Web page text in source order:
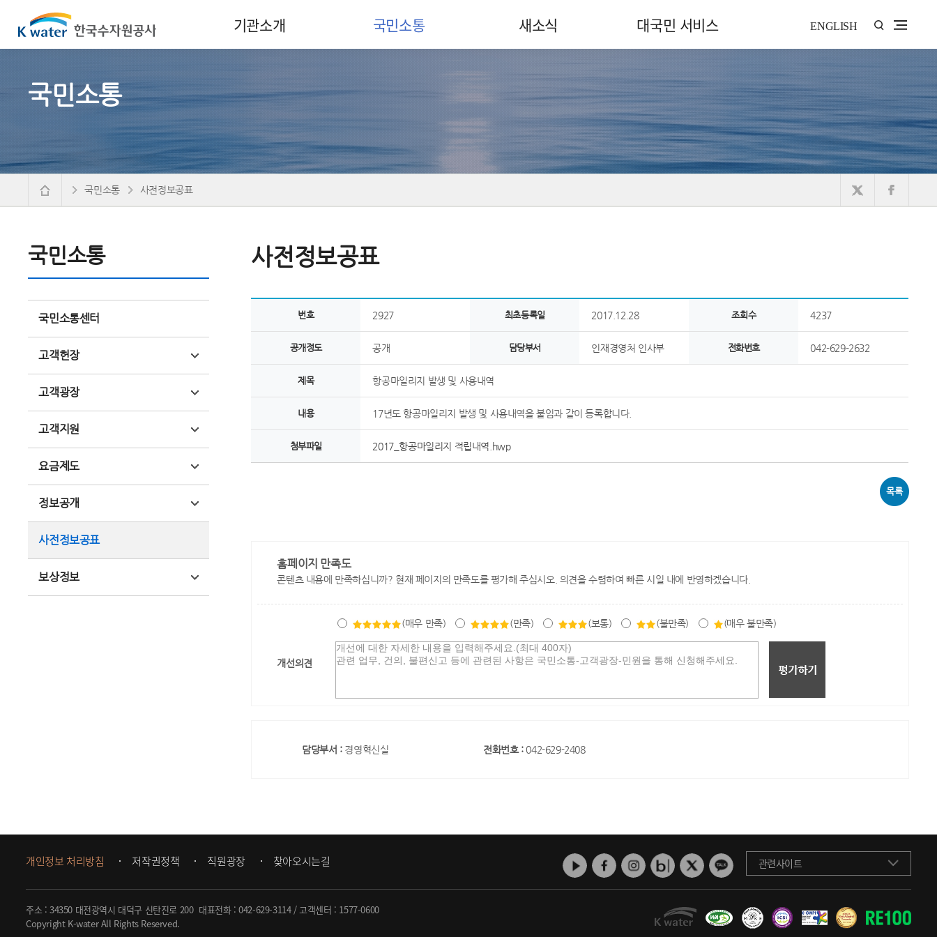
기관소개 국민소통 새소식 대국민 서비스 ENGLISH
국민소통
국민소통
국민소통센터
고객헌장
고객광장
고객지원
요금제도
정보공개
사전정보공표
보상정보
국민소통 사전정보공표
사전정보공표
번호 2927 최초등록일 2017.12.28 조회수 4237
공개정도 공개 담당부서 인재경영처 인사부 전화번호 042-629-2632
제목 항공마일리지 발생 및 사용내역
내용 17년도 항공마일리지 발생 및 사용내역을 붙임과 같이 등록합니다.
첨부파일 2017_항공마일리지 적립내역.hwp
목록
홈페이지 만족도
콘텐츠 내용에 만족하십니까? 현재 페이지의 만족도를 평가해 주십시오. 의견을 수렴하여 빠른 시일 내에 반영하겠습니다.
(매우 만족) (만족) (보통) (불만족) (매우 불만족)
개선의견
담당부서 : 경영혁신실 전화번호 : 042-629-2408
개인정보 처리방침 저작권정책 직원광장 찾아오시는길 관련사이트
주소 : 34350 대전광역시 대덕구 신탄진로 200 대표전화 :042-629-3114/ 고객센터 : 1577-0600
Copyright K-water All Rights Reserved.